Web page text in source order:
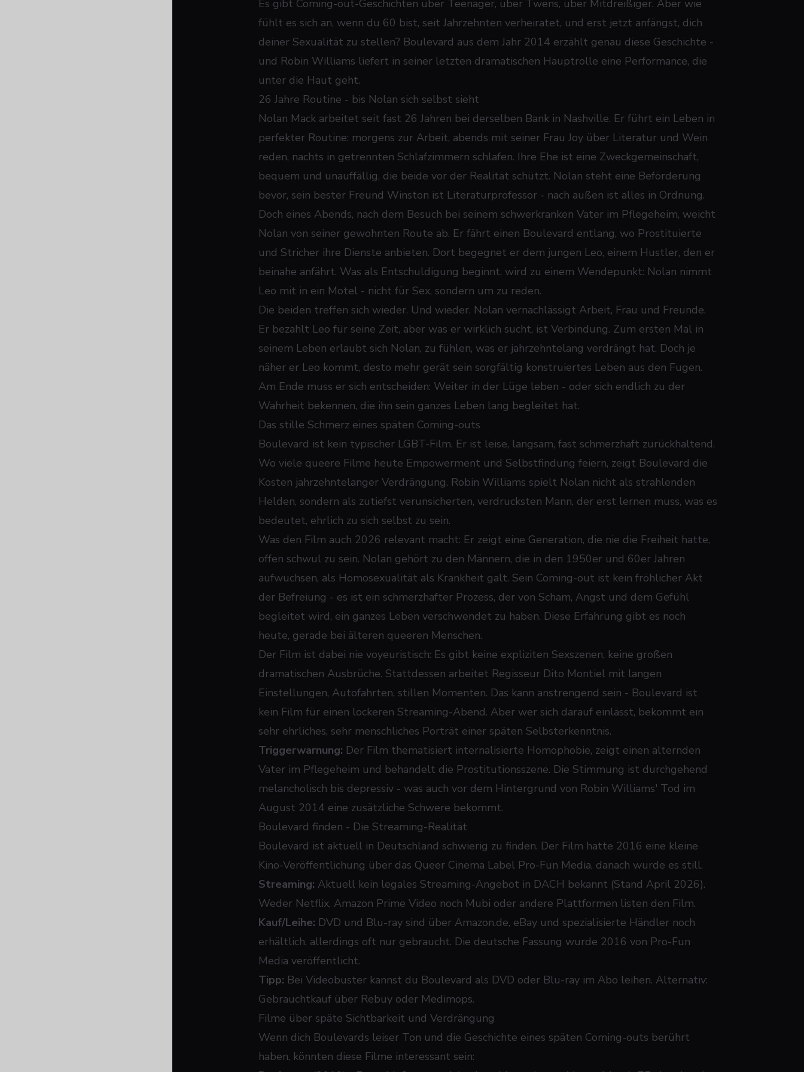
Es gibt Coming-out-Geschichten über Teenager, über Twens, über Mitdreißiger. Aber wie
fühlt es sich an, wenn du 60 bist, seit Jahrzehnten verheiratet, und erst jetzt anfängst, dich
deiner Sexualität zu stellen? Boulevard aus dem Jahr 2014 erzählt genau diese Geschichte -
und Robin Williams liefert in seiner letzten dramatischen Hauptrolle eine Performance, die
unter die Haut geht.
26 Jahre Routine - bis Nolan sich selbst sieht
Nolan Mack arbeitet seit fast 26 Jahren bei derselben Bank in Nashville. Er führt ein Leben in
perfekter Routine: morgens zur Arbeit, abends mit seiner Frau Joy über Literatur und Wein
reden, nachts in getrennten Schlafzimmern schlafen. Ihre Ehe ist eine Zweckgemeinschaft,
bequem und unauffällig, die beide vor der Realität schützt. Nolan steht eine Beförderung
bevor, sein bester Freund Winston ist Literaturprofessor - nach außen ist alles in Ordnung.
Doch eines Abends, nach dem Besuch bei seinem schwerkranken Vater im Pflegeheim, weicht
Nolan von seiner gewohnten Route ab. Er fährt einen Boulevard entlang, wo Prostituierte
und Stricher ihre Dienste anbieten. Dort begegnet er dem jungen Leo, einem Hustler, den er
beinahe anfährt. Was als Entschuldigung beginnt, wird zu einem Wendepunkt: Nolan nimmt
Leo mit in ein Motel - nicht für Sex, sondern um zu reden.
Die beiden treffen sich wieder. Und wieder. Nolan vernachlässigt Arbeit, Frau und Freunde.
Er bezahlt Leo für seine Zeit, aber was er wirklich sucht, ist Verbindung. Zum ersten Mal in
seinem Leben erlaubt sich Nolan, zu fühlen, was er jahrzehntelang verdrängt hat. Doch je
näher er Leo kommt, desto mehr gerät sein sorgfältig konstruiertes Leben aus den Fugen.
Am Ende muss er sich entscheiden: Weiter in der Lüge leben - oder sich endlich zu der
Wahrheit bekennen, die ihn sein ganzes Leben lang begleitet hat.
Das stille Schmerz eines späten Coming-outs
Boulevard ist kein typischer LGBT-Film. Er ist leise, langsam, fast schmerzhaft zurückhaltend.
Wo viele queere Filme heute Empowerment und Selbstfindung feiern, zeigt Boulevard die
Kosten jahrzehntelanger Verdrängung. Robin Williams spielt Nolan nicht als strahlenden
Helden, sondern als zutiefst verunsicherten, verdrucksten Mann, der erst lernen muss, was es
bedeutet, ehrlich zu sich selbst zu sein.
Was den Film auch 2026 relevant macht: Er zeigt eine Generation, die nie die Freiheit hatte,
offen schwul zu sein. Nolan gehört zu den Männern, die in den 1950er und 60er Jahren
aufwuchsen, als Homosexualität als Krankheit galt. Sein Coming-out ist kein fröhlicher Akt
der Befreiung - es ist ein schmerzhafter Prozess, der von Scham, Angst und dem Gefühl
begleitet wird, ein ganzes Leben verschwendet zu haben. Diese Erfahrung gibt es noch
heute, gerade bei älteren queeren Menschen.
Der Film ist dabei nie voyeuristisch: Es gibt keine expliziten Sexszenen, keine großen
dramatischen Ausbrüche. Stattdessen arbeitet Regisseur Dito Montiel mit langen
Einstellungen, Autofahrten, stillen Momenten. Das kann anstrengend sein - Boulevard ist
kein Film für einen lockeren Streaming-Abend. Aber wer sich darauf einlässt, bekommt ein
sehr ehrliches, sehr menschliches Porträt einer späten Selbsterkenntnis.
Triggerwarnung: Der Film thematisiert internalisierte Homophobie, zeigt einen alternden
Vater im Pflegeheim und behandelt die Prostitutionsszene. Die Stimmung ist durchgehend
melancholisch bis depressiv - was auch vor dem Hintergrund von Robin Williams' Tod im
August 2014 eine zusätzliche Schwere bekommt.
Boulevard finden - Die Streaming-Realität
Boulevard ist aktuell in Deutschland schwierig zu finden. Der Film hatte 2016 eine kleine
Kino-Veröffentlichung über das Queer Cinema Label Pro-Fun Media, danach wurde es still.
Streaming: Aktuell kein legales Streaming-Angebot in DACH bekannt (Stand April 2026).
Weder Netflix, Amazon Prime Video noch Mubi oder andere Plattformen listen den Film.
Kauf/Leihe: DVD und Blu-ray sind über Amazon.de, eBay und spezialisierte Händler noch
erhältlich, allerdings oft nur gebraucht. Die deutsche Fassung wurde 2016 von Pro-Fun
Media veröffentlicht.
Tipp: Bei Videobuster kannst du Boulevard als DVD oder Blu-ray im Abo leihen. Alternativ:
Gebrauchtkauf über Rebuy oder Medimops.
Filme über späte Sichtbarkeit und Verdrängung
Wenn dich Boulevards leiser Ton und die Geschichte eines späten Coming-outs berührt
haben, könnten diese Filme interessant sein: